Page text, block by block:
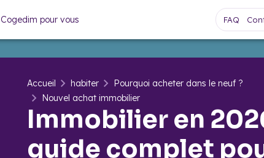
Cogedim pour vous FAQ
Accueil habiter
Pourquoi acheter dans le neuf ?
Nouvel achat immobilier
Immobilier en
guide complet